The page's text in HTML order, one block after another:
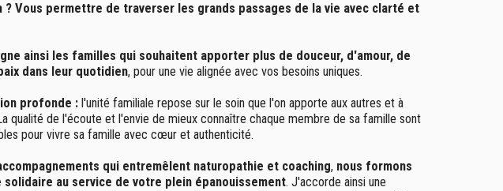
? Vous permettre de traverser les grands passages de la vie avec clarté et
ainsi les familles qui souhaitent apporter plus de douceur, d'amour, de
dans leur quotidien, pour une vie alignée avec vos besoins uniques.
profonde : l'unité familiale repose sur le soin que l'on apporte aux autres et à
qualité de l'écoute et l'envie de mieux connaître chaque membre de sa famille sont
pour vivre sa famille avec cœur et authenticité.
qui entremêlent naturopathie et coaching, nous formons
solidaire au service de votre plein épanouissement. J'accorde ainsi une